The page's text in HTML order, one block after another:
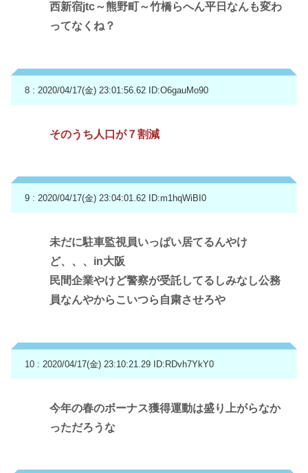
西新宿jtc～熊野町～竹橋らへん平日なんも変わ
ってなくね？
8 : 2020/04/17(金) 23:01:56.62 ID:O6gauMo90
そのうち人口が７割減
9 : 2020/04/17(金) 23:04:01.62 ID:m1hqWiBI0
未だに駐車監視員いっぱい居てるんやけ
ど、、、in大阪
民間企業やけど警察が受託してるしみなし公務
員なんやからこいつら自粛させろや
10 : 2020/04/17(金) 23:10:21.29 ID:RDvh7YkY0
今年の春のボーナス獲得運動は盛り上がらなか
っただろうな